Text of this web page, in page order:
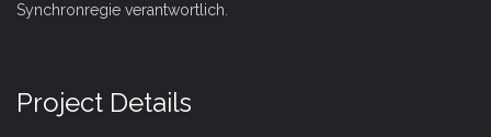
Synchronregie verantwortlich.
Project Details